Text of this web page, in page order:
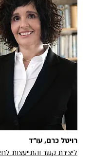
רויטל כרם, עו״ד
ליצירת קשר והתייעצות